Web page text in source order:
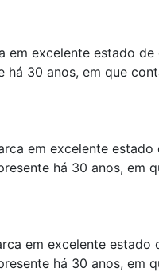
excelente estado
30 anos, em que
em excelente
há 30 anos, em
em excelente
há 30 anos, em